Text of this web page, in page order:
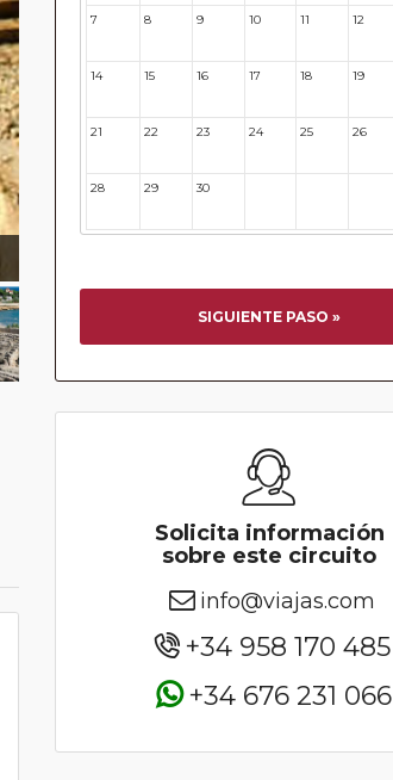
7 8 9 10 11 12
14 15 16 17 18 19
21 22 23 24 25 26
28 29 30
SIGUIENTE PASO »
Solicita información
sobre este circuito
info@viajas.com
+34 958 170 485
+34 676 231 066